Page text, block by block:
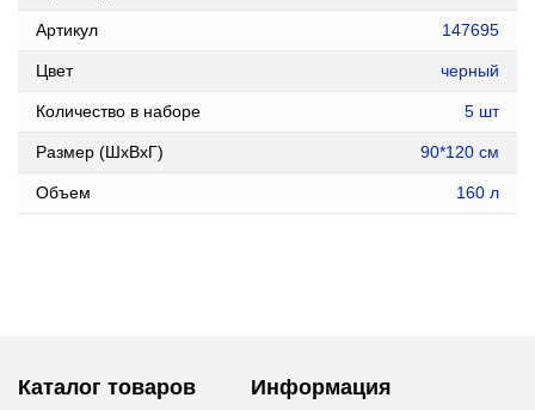
Артикул 147695
Цвет черный
Количество в наборе 5 шт
Размер (ШxВxГ) 90*120 см
Объем 160 л
Каталог товаров Информация